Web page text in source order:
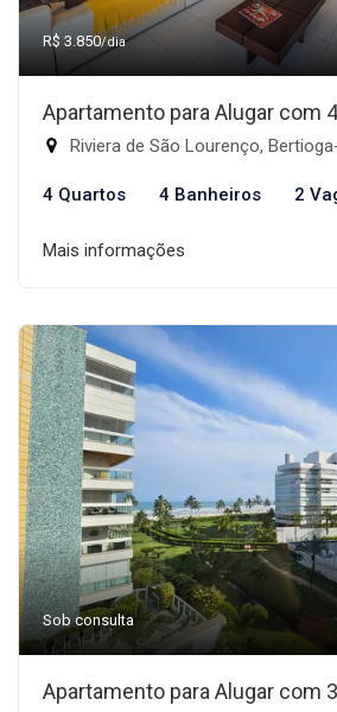
R$ 3.850/dia
Apartamento para Alugar com
Riviera de São Lourenço,
4 Quartos 4 Banheiros 2
Mais informações
Sob consulta
Apartamento para Alugar com